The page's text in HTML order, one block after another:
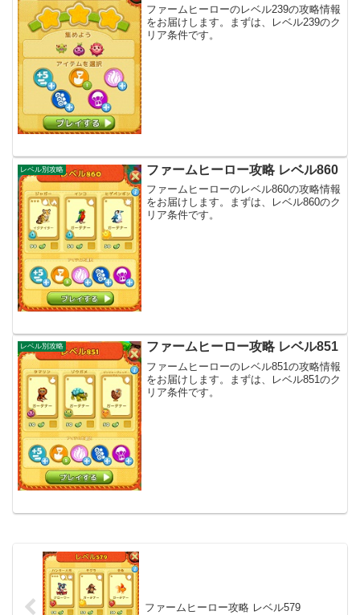
ファームヒーローのレベル239の攻略情報
をお届けします。まずは、レベル239のク
リア条件です。
レベル別攻略 ファームヒーロー攻略 レベル860
ファームヒーローのレベル860の攻略情報
をお届けします。まずは、レベル860のク
リア条件です。
レベル別攻略 ファームヒーロー攻略 レベル851
ファームヒーローのレベル851の攻略情報
をお届けします。まずは、レベル851のク
リア条件です。
ファームヒーロー攻略 レベル579